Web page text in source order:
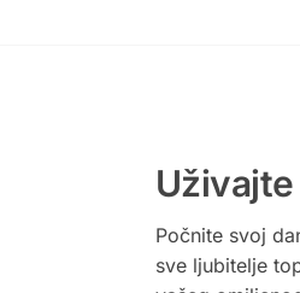
Počnite svoj
sve ljubitelje